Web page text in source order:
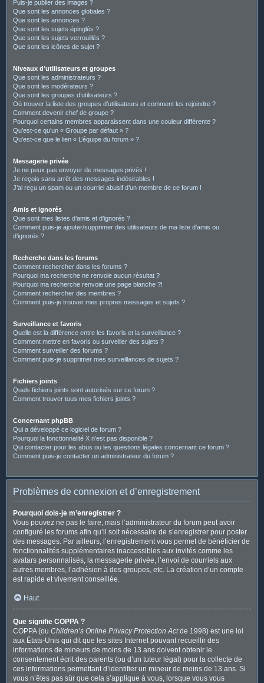
Puis-je publier des images ?
Que sont les annonces globales ?
Que sont les annonces ?
Que sont les sujets épinglés ?
Que sont les sujets verrouillés ?
Que sont les icônes de sujet ?
Niveaux d’utilisateurs et groupes
Que sont les administrateurs ?
Que sont les modérateurs ?
Que sont les groupes d’utilisateurs ?
Où trouver la liste des groupes d’utilisateurs et comment les rejoindre ?
Comment devenir chef de groupe ?
Pourquoi certains membres apparaissent dans une couleur différente ?
Qu’est-ce qu’un « Groupe par défaut » ?
Qu’est-ce que le lien « L’équipe du forum » ?
Messagerie privée
Je ne peux pas envoyer de messages privés !
Je reçois sans arrêt des messages indésirables !
J’ai reçu un spam ou un courriel abusif d’un membre de ce forum !
Amis et ignorés
Que sont mes listes d’amis et d’ignorés ?
Comment puis-je ajouter/supprimer des utilisateurs de ma liste d’amis ou
d’ignorés ?
Recherche dans les forums
Comment rechercher dans les forums ?
Pourquoi ma recherche ne renvoie aucun résultat ?
Pourquoi ma recherche renvoie une page blanche ?!
Comment rechercher des membres ?
Comment puis-je trouver mes propres messages et sujets ?
Surveillance et favoris
Quelle est la différence entre les favoris et la surveillance ?
Comment mettre en favoris ou surveiller des sujets ?
Comment surveiller des forums ?
Comment puis-je supprimer mes surveillances de sujets ?
Fichiers joints
Quels fichiers joints sont autorisés sur ce forum ?
Comment trouver tous mes fichiers joints ?
Concernant phpBB
Qui a développé ce logiciel de forum ?
Pourquoi la fonctionnalité X n’est pas disponible ?
Qui contacter pour les abus ou les questions légales concernant ce forum ?
Comment puis-je contacter un administrateur du forum ?
Problèmes de connexion et d’enregistrement
Pourquoi dois-je m’enregistrer ?
Vous pouvez ne pas le faire, mais l’administrateur du forum peut avoir
configuré les forums afin qu’il soit nécessaire de s’enregistrer pour poster
des messages. Par ailleurs, l’enregistrement vous permet de bénéficier de
fonctionnalités supplémentaires inaccessibles aux invités comme les
avatars personnalisés, la messagerie privée, l’envoi de courriels aux
autres membres, l’adhésion à des groupes, etc. La création d’un compte
est rapide et vivement conseillée.
Haut
Que signifie COPPA ?
COPPA (ou Children’s Online Privacy Protection Actde 1998) est une loi
aux États-Unis qui dit que les sites Internet pouvant recueillir des
informations de mineurs de moins de 13 ans doivent obtenir le
consentement écrit des parents (ou d’un tuteur légal) pour la collecte de
ces informations permettant d’identifier un mineur de moins de 13 ans. Si
vous n’êtes pas sûr que cela s’applique à vous, lorsque vous vous